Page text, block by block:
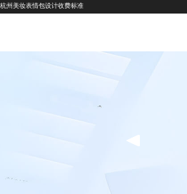
杭州美妆表情包设计收费标准